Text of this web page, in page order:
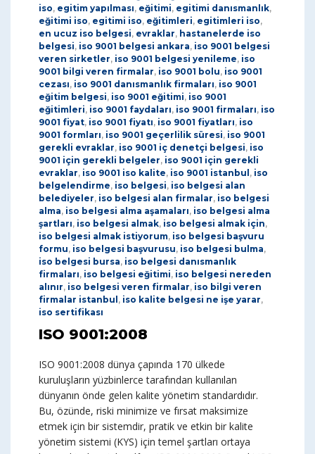
iso, egitim yapılması, eğitimi, egitimi danısmanlık,
eğitimi iso, egitimi iso, eğitimleri, egitimleri iso,
en ucuz iso belgesi, evraklar, hastanelerde iso
belgesi, iso 9001 belgesi ankara, iso 9001 belgesi
veren sirketler, iso 9001 belgesi yenileme, iso
9001 bilgi veren firmalar, iso 9001 bolu, iso 9001
cezası, iso 9001 danısmanlık firmaları, iso 9001
eğitim belgesi, iso 9001 eğitimi, iso 9001
eğitimleri, iso 9001 faydaları, iso 9001 firmaları, iso
9001 fiyat, iso 9001 fiyatı, iso 9001 fiyatları, iso
9001 formları, iso 9001 geçerlilik süresi, iso 9001
gerekli evraklar, iso 9001 iç denetçi belgesi, iso
9001 için gerekli belgeler, iso 9001 için gerekli
evraklar, iso 9001 iso kalite, iso 9001 istanbul , iso
belgelendirme, iso belgesi, iso belgesi alan
belediyeler, iso belgesi alan firmalar, iso belgesi
alma, iso belgesi alma aşamaları, iso belgesi alma
şartları, iso belgesi almak, iso belgesi almak için,
iso belgesi almak istiyorum, iso belgesi başvuru
formu, iso belgesi başvurusu, iso belgesi bulma,
iso belgesi bursa, iso belgesi danısmanlık
firmaları, iso belgesi eğitimi, iso belgesi nereden
alınır, iso belgesi veren firmalar, iso bilgi veren
firmalar istanbul , iso kalite belgesi ne işe yarar,
iso sertifikası
ISO 9001:2008
ISO 9001:2008 dünya çapında 170 ülkede
kuruluşların yüzbinlerce tarafından kullanılan
dünyanın önde gelen kalite yönetim standardıdır.
Bu, özünde, riski minimize ve fırsat maksimize
etmek için bir sistemdir, pratik ve etkin bir kalite
yönetim sistemi (KYS) için temel şartları ortaya